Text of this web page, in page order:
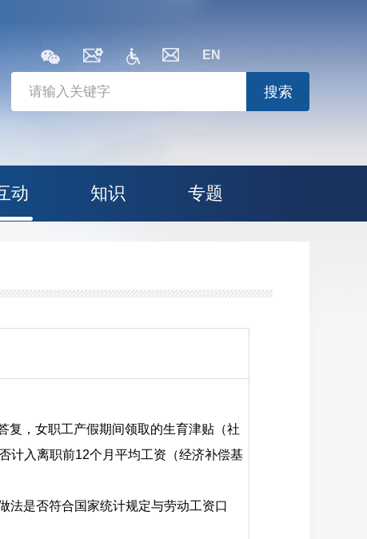
EN
搜索
动 知识 专题
复，女职工产假期间领取的生育津贴（社
计入离职前12个月平均工资（经济补偿基
法是否符合国家统计规定与劳动工资口